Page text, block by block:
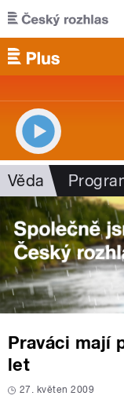
Přejít k hlavnímu
Věda
Praváci mají
let
27. květen 2009